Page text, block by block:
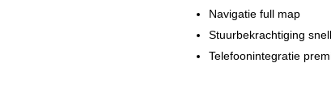
Navigatie full map
Stuurbekrachtiging
Telefoonintegratie